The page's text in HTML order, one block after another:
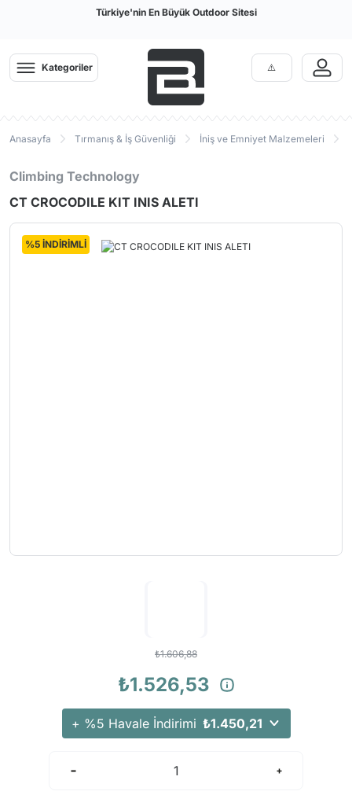
Türkiye'nin En Büyük Outdoor Sitesi
Kategoriler
Anasayfa Tırmanış & İş Güvenliği İniş ve Emniyet Malzemeleri
Climbing Technology
CT CROCODILE KIT INIS ALETI
%5 İNDİRİMLİ
₺1.606,88
₺1.526,53
+ %5 Havale İndirimi ₺1.450,21